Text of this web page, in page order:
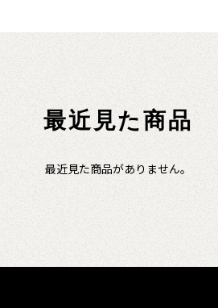
最近見た商品
最近見た商品がありません。